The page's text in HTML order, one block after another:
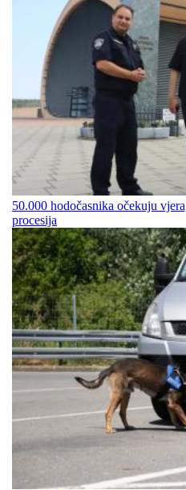
50.000 hodočasnika očekuju
procesija